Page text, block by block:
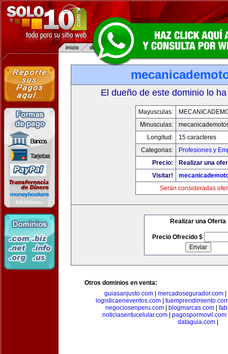
El dueño de este dominio lo
Mayusculas:
Minusculas:
Longitud:
15 caracteres
Categorias:
Profesiones y
Precio:
Realizar una
Visitar!
Serán consideradas
Realizar una Oferta
Precio Ofrecido $
Otros dominios en venta:
guiasanjusto.com
mercadosegurador.com
logisticaeneventos.com|
negociosenperu.com| blogmarcas.com|
noticiasentucelular.com
pagospormovil.com
dataguia.com